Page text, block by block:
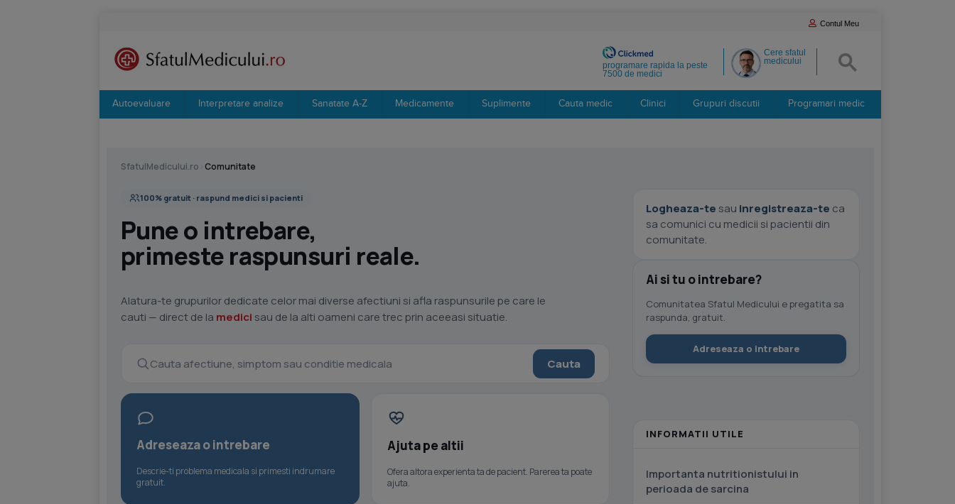
Contul Meu
Cere sfatul
medicului
programare rapida la peste
7500 de medici
Autoevaluare Interpretare analize Sanatate A-Z Medicamente Suplimente Cauta medic Clinici Grupuri discutii Programari medic
SfatulMedicului.ro Comunitate
100% gratuit · raspund medici si pacienti
Pune o intrebare,
primeste raspunsuri reale.
Alatura-te grupurilor dedicate celor mai diverse afectiuni si afla raspunsurile pe care le
cauti — direct de la medici sau de la alti oameni care trec prin aceeasi situatie.
Cauta
Adreseaza o intrebare
Descrie-ti problema medicala si primesti indrumare
gratuit.
Ajuta pe altii
Ofera altora experienta ta de pacient. Parerea ta poate
ajuta.
Logheaza-te sau inregistreaza-te ca
sa comunici cu medicii si pacientii din
comunitate.
Ai si tu o intrebare?
Comunitatea Sfatul Medicului e pregatita sa
raspunda, gratuit.
Adreseaza o intrebare
INFORMATII UTILE
Importanta nutritionistului in
perioada de sarcina